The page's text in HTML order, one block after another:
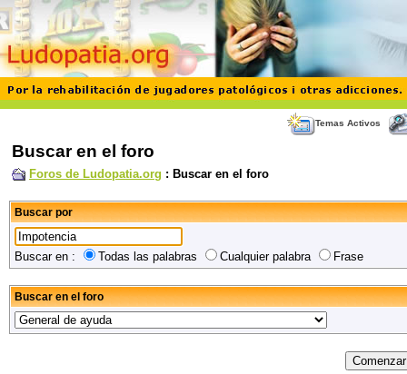
Temas Activos
Buscar en el foro
Foros de Ludopatia.org : Buscar en el foro
Buscar por
Buscar en : Todas las palabras Cualquier palabra Frase
Buscar en el foro